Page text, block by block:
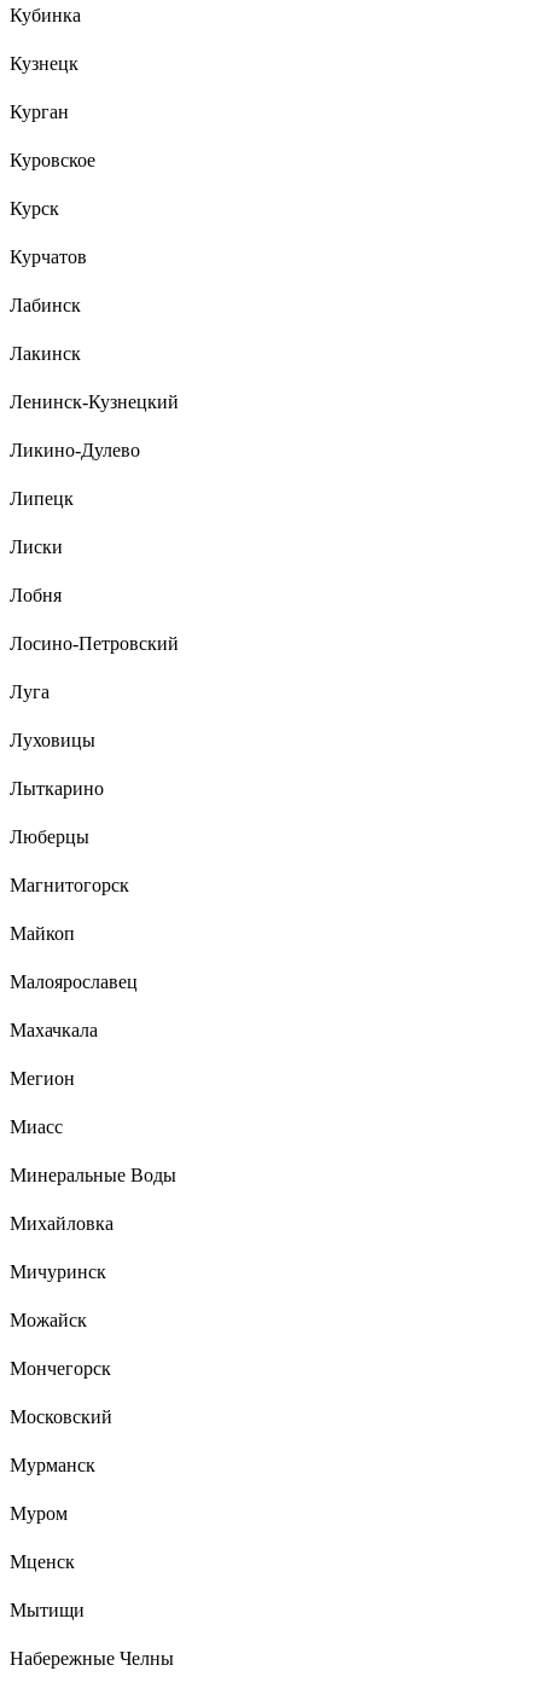
Кубинка
Кузнецк
Курган
Куровское
Курск
Курчатов
Лабинск
Лакинск
Ленинск-Кузнецкий
Ликино-Дулево
Липецк
Лиски
Лобня
Лосино-Петровский
Луга
Луховицы
Лыткарино
Люберцы
Магнитогорск
Майкоп
Малоярославец
Махачкала
Мегион
Миасс
Минеральные Воды
Михайловка
Мичуринск
Можайск
Мончегорск
Московский
Мурманск
Муром
Мценск
Мытищи
Набережные Челны